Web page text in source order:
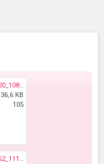
1234858_606868409375320_1080157275_n.jpg
36,6 KB
105
1374790_623379321057562_1114994166_n.jpg